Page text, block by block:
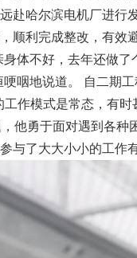
赴哈尔滨电机厂进行
顺利完成整改，有效
身体不好，去年还做
哽咽地说道。 自二期
工作模式是常态，
他勇于面对遇到各
与了大大小小的工作